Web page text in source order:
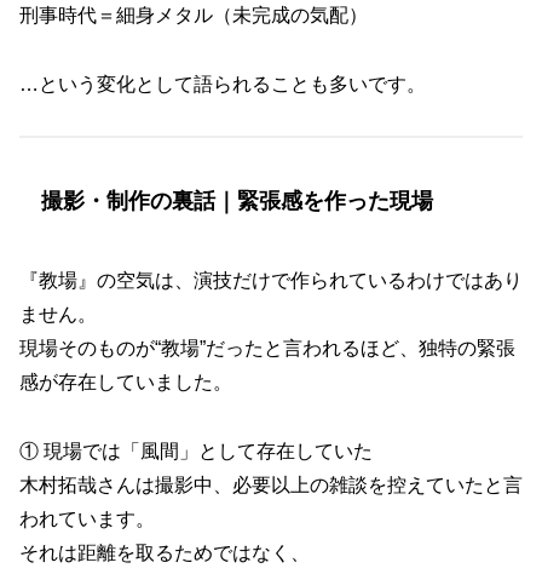
刑事時代＝細身メタル（未完成の気配）
…という変化として語られることも多いです。
撮影・制作の裏話｜緊張感を作った現場
『教場』の空気は、演技だけで作られているわけではあり
ません。
現場そのものが“教場”だったと言われるほど、独特の緊張
感が存在していました。
① 現場では「風間」として存在していた
木村拓哉さんは撮影中、必要以上の雑談を控えていたと言
われています。
それは距離を取るためではなく、